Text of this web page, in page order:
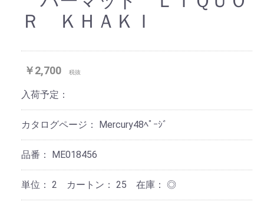
Ｒ ＫＨＡＫＩ
￥2,700 税抜
入荷予定：
カタログページ： Mercury48ﾍﾟｰｼﾞ
品番： ME018456
単位： 2 カートン： 25 在庫： ◎